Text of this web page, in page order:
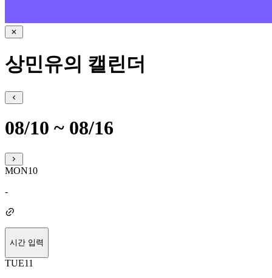
상민유의 캘린더
08/10 ~ 08/16
MON10
-
시간 입력
TUE11